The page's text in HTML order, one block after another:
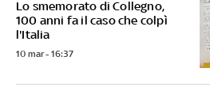
Lo smemorato di Collegno,
100 anni fa il caso che colpì
l'Italia
10 mar - 16:37